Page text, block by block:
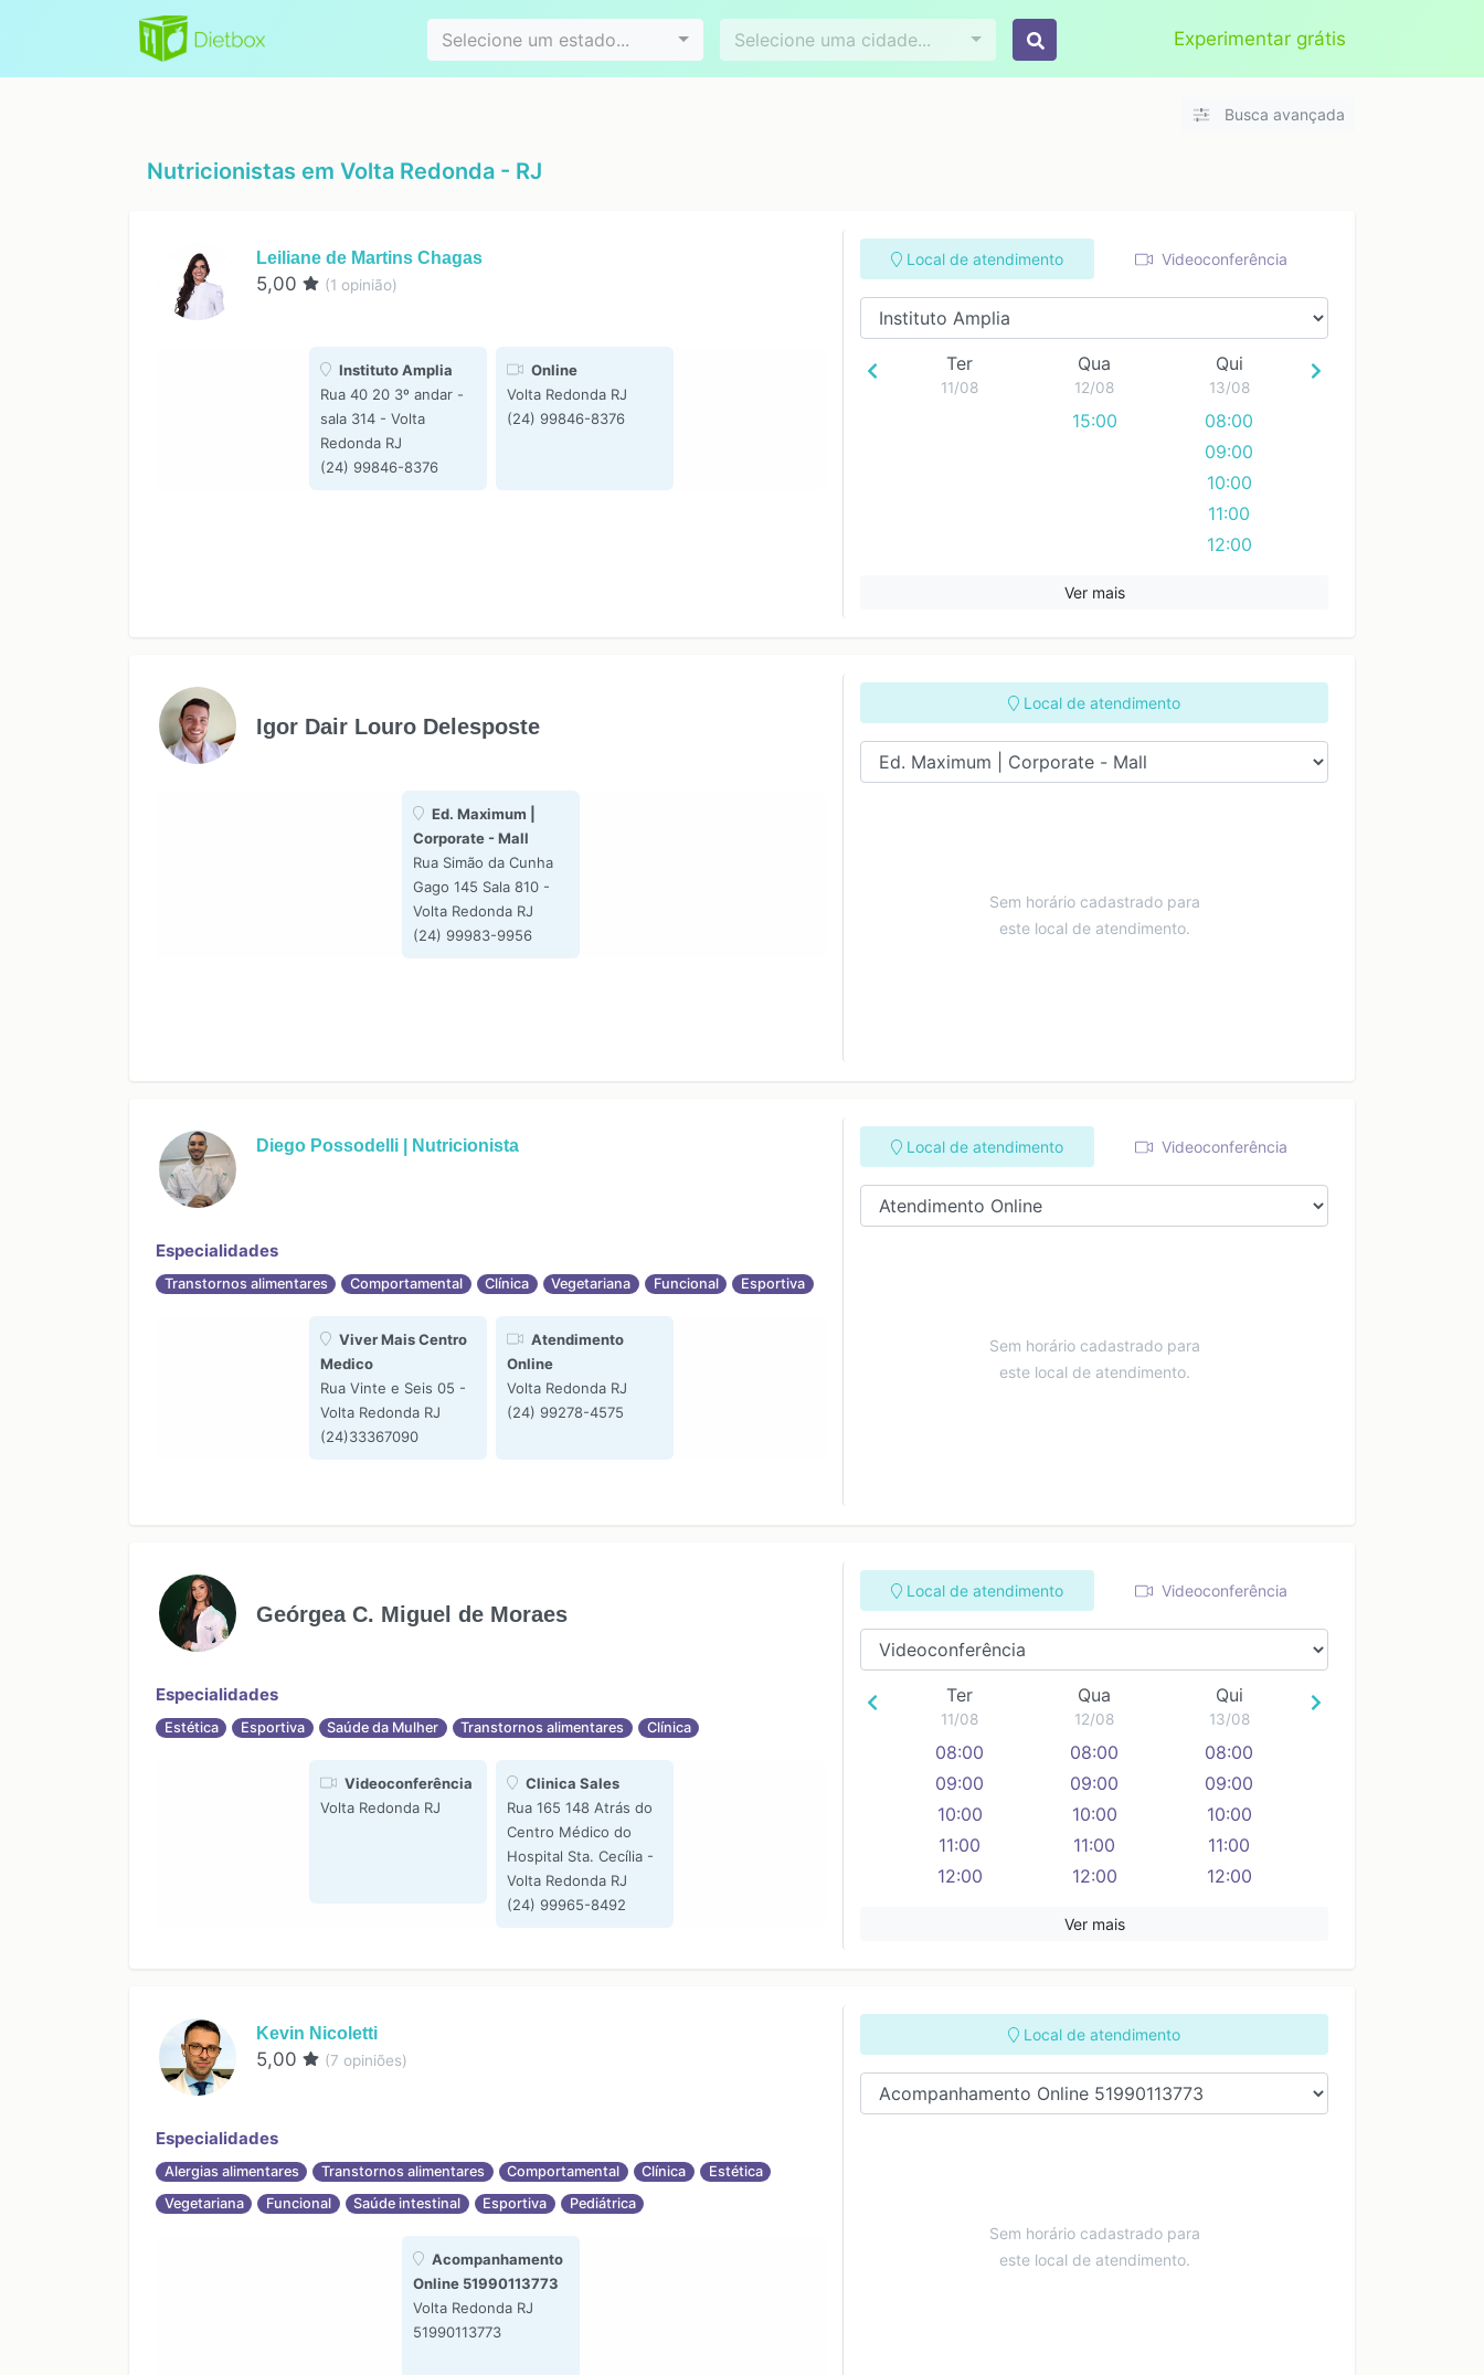
Selecione um estado... Selecione uma cidade... Experimentar grátis
Videoconferência Aplicar
Busca avançada
Nutricionistas em Volta Redonda - RJ
Leiliane de Martins Chagas
5,00 (1 opinião)
Instituto Amplia
Rua 40 20 3º andar -
sala 314 - Volta
Redonda RJ
(24) 99846-8376
Online
Volta Redonda RJ
(24) 99846-8376
Local de atendimento Videoconferência
Ter
11/08
Qua
12/08
15:00
Qui
13/08
08:00
09:00
10:00
11:00
12:00
Ver mais
Igor Dair Louro Delesposte
Ed. Maximum |
Corporate - Mall
Rua Simão da Cunha
Gago 145 Sala 810 -
Volta Redonda RJ
(24) 99983-9956
Local de atendimento
Sem horário cadastrado para
este local de atendimento.
Diego Possodelli | Nutricionista
Especialidades
Transtornos alimentares Comportamental Clínica Vegetariana Funcional Esportiva
Viver Mais Centro
Medico
Rua Vinte e Seis 05 -
Volta Redonda RJ
(24)33367090
Atendimento
Online
Volta Redonda RJ
(24) 99278-4575
Local de atendimento Videoconferência
Sem horário cadastrado para
este local de atendimento.
Geórgea C. Miguel de Moraes
Especialidades
Estética Esportiva Saúde da Mulher Transtornos alimentares Clínica
Videoconferência
Volta Redonda RJ
Clinica Sales
Rua 165 148 Atrás do
Centro Médico do
Hospital Sta. Cecília -
Volta Redonda RJ
(24) 99965-8492
Local de atendimento Videoconferência
Ter
11/08
08:00
09:00
10:00
11:00
12:00
18:00
19:00
Qua
12/08
08:00
09:00
10:00
11:00
12:00
14:00
17:00
18:00
19:00
Qui
13/08
08:00
09:00
10:00
11:00
12:00
18:00
Ver mais
Kevin Nicoletti
5,00 (7 opiniões)
Especialidades
Alergias alimentares Transtornos alimentares Comportamental Clínica
Estética
Vegetariana
Funcional Saúde intestinal Esportiva Pediátrica
Acompanhamento
Online 51990113773
Volta Redonda RJ
51990113773
Local de atendimento
Sem horário cadastrado para
este local de atendimento.